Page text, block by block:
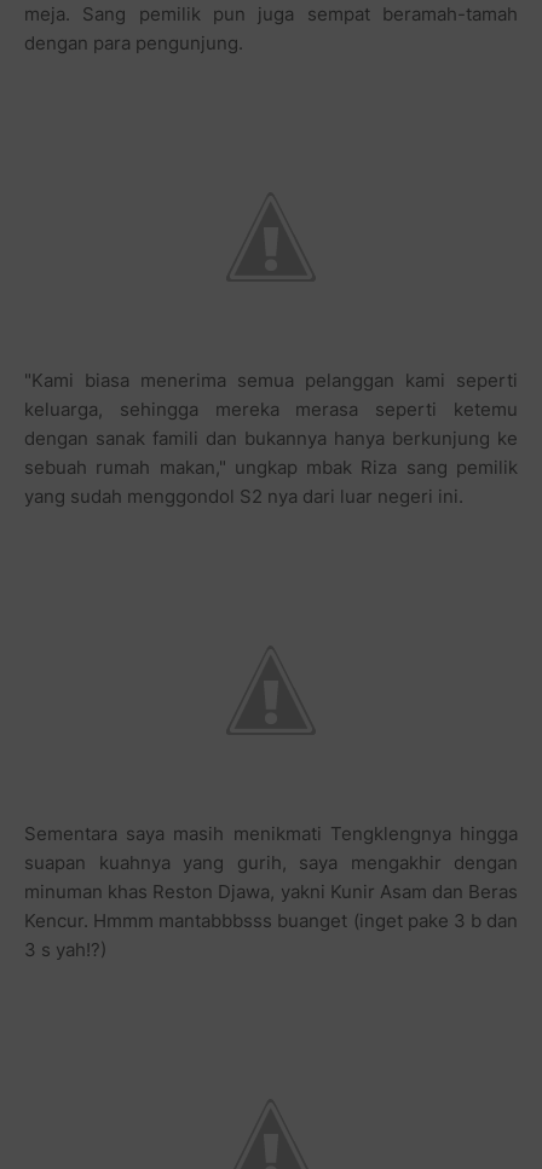
meja. Sang pemilik pun juga sempat beramah-tamah
dengan para pengunjung.
"Kami biasa menerima semua pelanggan kami seperti
keluarga, sehingga mereka merasa seperti ketemu
dengan sanak famili dan bukannya hanya berkunjung ke
sebuah rumah makan," ungkap mbak Riza sang pemilik
yang sudah menggondol S2 nya dari luar negeri ini.
Sementara saya masih menikmati Tengklengnya hingga
suapan kuahnya yang gurih, saya mengakhir dengan
minuman khas Reston Djawa, yakni Kunir Asam dan Beras
Kencur. Hmmm mantabbbsss buanget (inget pake 3 b dan
3 s yah!?)